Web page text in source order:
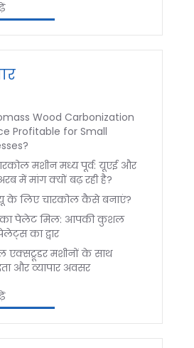
Wood Carbonization
Profitable for Small
मशीन मध्य पूर्व: यूएई और
में मांग क्यों बढ़ रही है?
के लिए चारकोल कैसे बनाएं?
पेलेट मिल: आपकी कुशल
का द्वार
एक्सट्रूडर मशीनों के साथ
और व्यापार अवसर